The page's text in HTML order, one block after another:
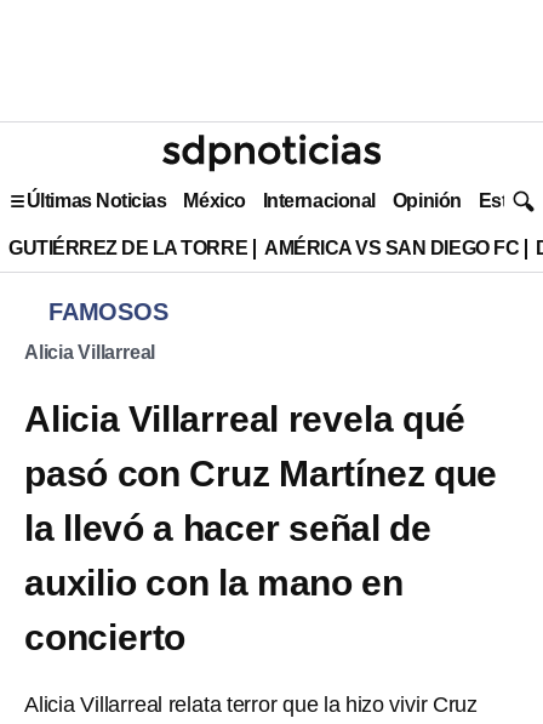
Últimas Noticias México Internacional Opinión Estilo
GUTIÉRREZ DE LA TORRE AMÉRICA VS SAN DIEGO FC
FAMOSOS
Alicia Villarreal
Alicia Villarreal revela qué
pasó con Cruz Martínez que
la llevó a hacer señal de
auxilio con la mano en
concierto
Alicia Villarreal relata terror que la hizo vivir Cruz